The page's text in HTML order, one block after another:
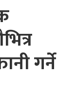
गर्ने